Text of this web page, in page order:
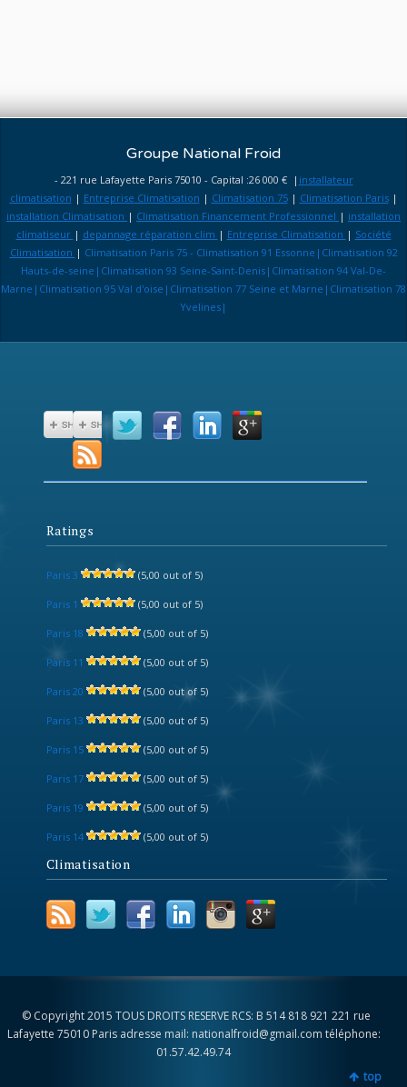
Groupe National Froid
- 221 rue Lafayette Paris 75010 - Capital :26 000 € | installateur
climatisation | Entreprise Climatisation | Climatisation 75| Climatisation Paris|
installation Climatisation | Climatisation Financement Professionnel | installation
climatiseur | depannage réparation clim | Entreprise Climatisation | Société
Climatisation | Climatisation Paris 75 - Climatisation 91 Essonne|Climatisation 92
Hauts-de-seine|Climatisation 93 Seine-Saint-Denis|Climatisation 94 Val-De-
Marne|Climatisation 95 Val d'oise|Climatisation 77 Seine et Marne|Climatisation 78
Yvelines|
Ratings
Paris 3 (5,00 out of 5)
Paris 1 (5,00 out of 5)
Paris 18 (5,00 out of 5)
Paris 11 (5,00 out of 5)
Paris 20 (5,00 out of 5)
Paris 13 (5,00 out of 5)
Paris 15 (5,00 out of 5)
Paris 17 (5,00 out of 5)
Paris 19 (5,00 out of 5)
Paris 14 (5,00 out of 5)
Climatisation
© Copyright 2015 TOUS DROITS RESERVE RCS: B 514 818 921 221 rue
Lafayette 75010 Paris adresse mail: nationalfroid@gmail.com téléphone:
01.57.42.49.74
top